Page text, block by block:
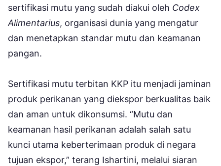
sertifikasi mutu yang sudah diakui oleh Codex
Alimentarius, organisasi dunia yang mengatur
dan menetapkan standar mutu dan keamanan
pangan.
Sertifikasi mutu terbitan KKP itu menjadi jaminan
produk perikanan yang diekspor berkualitas baik
dan aman untuk dikonsumsi. “Mutu dan
keamanan hasil perikanan adalah salah satu
kunci utama keberterimaan produk di negara
tujuan ekspor,” terang Ishartini, melalui siaran